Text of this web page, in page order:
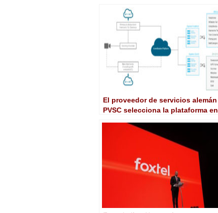
El proveedor de servicios alemán
PVSC selecciona la plataforma en